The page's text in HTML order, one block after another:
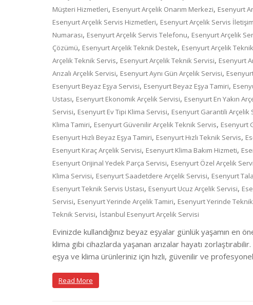
Müşteri Hizmetleri, Esenyurt Arçelik Onarım Merkezi, Esenyurt
Esenyurt Arçelik Servis Hizmetleri, Esenyurt Arçelik Servis İletişim
Numarası, Esenyurt Arçelik Servis Telefonu, Esenyurt Arçelik
Çözümü, Esenyurt Arçelik Teknik Destek, Esenyurt Arçelik
Arçelik Teknik Servis, Esenyurt Arçelik Teknik Servisi, Esenyurt
Arızalı Arçelik Servisi, Esenyurt Aynı Gün Arçelik Servisi,
Esenyurt Beyaz Eşya Servisi, Esenyurt Beyaz Eşya Tamiri,
Ustası, Esenyurt Ekonomik Arçelik Servisi, Esenyurt En Yakın
Servisi, Esenyurt Ev Tipi Klima Servisi, Esenyurt Garantili Arçelik
Klima Tamiri, Esenyurt Güvenilir Arçelik Teknik Servis, Esenyurt
Esenyurt Hızlı Beyaz Eşya Tamiri, Esenyurt Hızlı Teknik Servis,
Esenyurt Kıraç Arçelik Servisi, Esenyurt Klima Bakım Hizmeti,
Esenyurt Orijinal Yedek Parça Servisi, Esenyurt Özel Arçelik
Klima Servisi, Esenyurt Saadetdere Arçelik Servisi, Esenyurt
Esenyurt Teknik Servis Ustası, Esenyurt Ucuz Arçelik Servisi,
Servisi, Esenyurt Yerinde Arçelik Tamiri, Esenyurt Yerinde
Teknik Servisi, İstanbul Esenyurt Arçelik Servisi
Evinizde kullandığınız beyaz eşyalar günlük yaşamın en
klima gibi cihazlarda yaşanan arızalar hayatı
eşya ve klima ürünleriniz için hızlı, güvenilir ve
Read More